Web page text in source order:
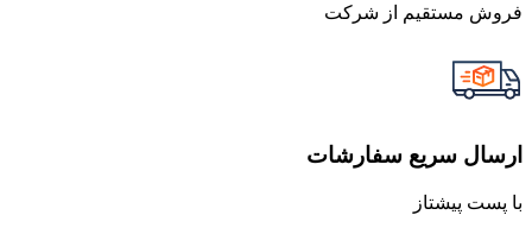
فروش مستقیم از شرکت
ارسال سریع سفارشات
با پست پیشتاز